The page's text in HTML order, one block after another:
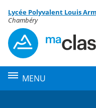
Menu de la rubrique
Contenu
Lycée Polyvalent Louis
Chambéry
MENU